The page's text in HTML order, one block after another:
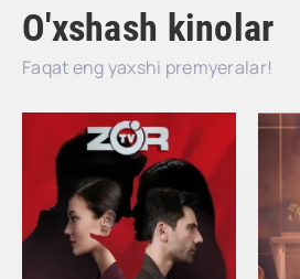
O'xshash kinolar
Faqat eng yaxshi premyeralar!